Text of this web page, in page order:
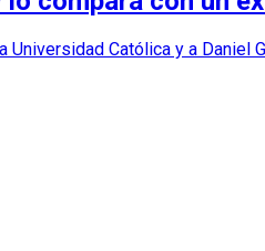
Católica y a Daniel